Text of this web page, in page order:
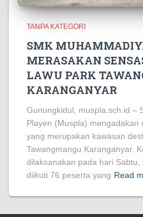
TANPA KATEGORI
SMK
MERASAKAN
LAWU PARK
KARANGANYAR
Gunungkidul, muspla.sch.id –
Playen (Muspla) mengadakan
yang merupakan kawasan
Tawangmangu Karanganyar.
dilaksanakan pada hari
diikuti 76 peserta yang Read